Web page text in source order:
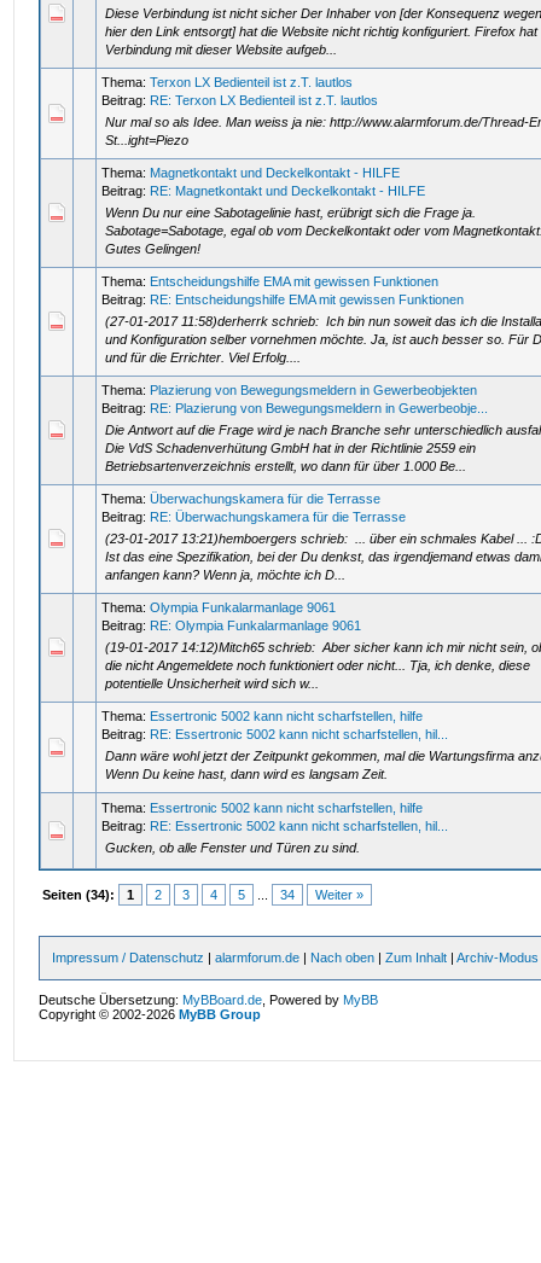
Diese Verbindung ist nicht sicher Der Inhaber von [der Konsequenz
hier den Link entsorgt] hat die Website nicht richtig konfiguriert. Firefox hat
Verbindung mit dieser Website aufgeb...
Thema:Terxon LX Bedienteil ist z.T. lautlos
Beitrag: RE: Terxon LX Bedienteil ist z.T. lautlos
Nur mal so als Idee. Man weiss ja nie: http://www.alarmforum.de/Thread-
St...ight=Piezo
Thema: Magnetkontakt und Deckelkontakt - HILFE
Beitrag: RE: Magnetkontakt und Deckelkontakt - HILFE
Wenn Du nur eine Sabotagelinie hast, erübrigt sich die Frage ja.
Sabotage=Sabotage, egal ob vom Deckelkontakt oder vom
Gutes Gelingen!
Thema: Entscheidungshilfe EMA mit gewissen Funktionen
Beitrag: RE: Entscheidungshilfe EMA mit gewissen Funktionen
(27-01-2017 11:58)derherrk schrieb: Ich bin nun soweit das ich die
und Konfiguration selber vornehmen möchte. Ja, ist auch besser so. Für
und für die Errichter. Viel Erfolg....
Thema: Plazierung von Bewegungsmeldern in Gewerbeobjekten
Beitrag: RE: Plazierung von Bewegungsmeldern in Gewerbeobje...
Die Antwort auf die Frage wird je nach Branche sehr unterschiedlich
Die VdS Schadenverhütung GmbH hat in der Richtlinie 2559 ein
Betriebsartenverzeichnis erstellt, wo dann für über 1.000 Be...
Thema:Überwachungskamera für die Terrasse
Beitrag: RE: Überwachungskamera für die Terrasse
(23-01-2017 13:21)hemboergers schrieb: ... über ein schmales Kabel ...
Ist das eine Spezifikation, bei der Du denkst, das irgendjemand etwas
anfangen kann? Wenn ja, möchte ich D...
Thema:Olympia Funkalarmanlage 9061
Beitrag: RE: Olympia Funkalarmanlage 9061
(19-01-2017 14:12)Mitch65 schrieb: Aber sicher kann ich mir nicht sein,
die nicht Angemeldete noch funktioniert oder nicht... Tja, ich denke, diese
potentielle Unsicherheit wird sich w...
Thema: Essertronic 5002 kann nicht scharfstellen, hilfe
Beitrag: RE: Essertronic 5002 kann nicht scharfstellen, hil...
Dann wäre wohl jetzt der Zeitpunkt gekommen, mal die Wartungsfirma
Wenn Du keine hast, dann wird es langsam Zeit.
Thema: Essertronic 5002 kann nicht scharfstellen, hilfe
Beitrag: RE: Essertronic 5002 kann nicht scharfstellen, hil...
Gucken, ob alle Fenster und Türen zu sind.
Seiten (34): 1 2 3 4 5 34 Weiter »
Impressum / Datenschutz |alarmforum.de | Nach oben |Zum Inhalt |Archiv-Modus
Deutsche Übersetzung:MyBBoard.de , Powered byMyBB
Copyright © 2002-2026MyBB Group